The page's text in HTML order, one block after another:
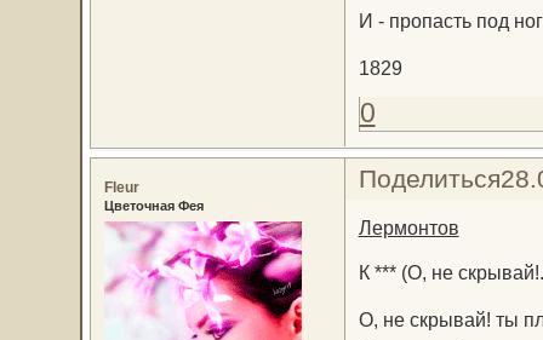
И - пропасть под
1829
0
Поделиться
Fleur
Цветочная Фея
Лермонтов
К *** (О, не
О, не скрывай! ты